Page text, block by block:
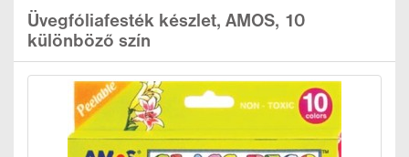
Üvegfóliafesték készlet, AMOS, 10
különböző szín